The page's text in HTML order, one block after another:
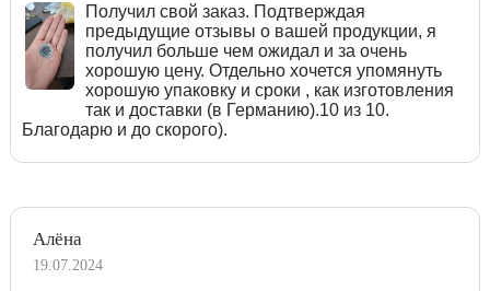
Получил свой заказ. Подтверждая
предыдущие отзывы о вашей продукции, я
получил больше чем ожидал и за очень
хорошую цену. Отдельно хочется упомянуть
хорошую упаковку и сроки , как изготовления
так и доставки (в Германию).10 из 10.
Благодарю и до скорого).
Алёна
19.07.2024